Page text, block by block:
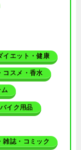
イエット・健康
コスメ・香水
イク用品
雑誌・コミック